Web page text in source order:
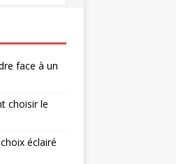
face à un
choisir le
éclairé